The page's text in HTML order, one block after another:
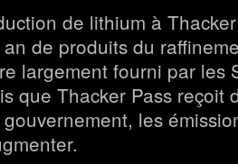
de lithium à
de produits du
largement fourni par les
que Thacker Pass reçoit
les